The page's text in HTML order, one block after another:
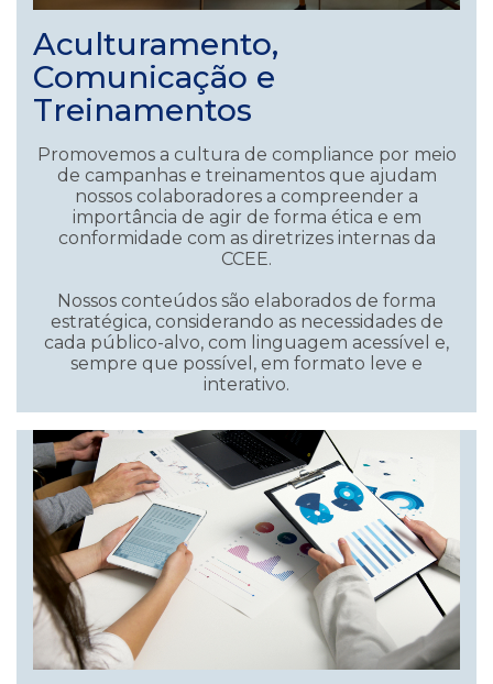
Aculturamento,
Comunicação e
Treinamentos
Promovemos a cultura de compliance por meio
de campanhas e treinamentos que ajudam
nossos colaboradores a compreender a
importância de agir de forma ética e em
conformidade com as diretrizes internas da
CCEE.
Nossos conteúdos são elaborados de forma
estratégica, considerando as necessidades de
cada público-alvo, com linguagem acessível e,
sempre que possível, em formato leve e
interativo.